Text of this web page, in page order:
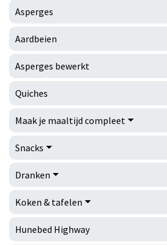
Asperges
Aardbeien
Asperges bewerkt
Quiches
Maak je maaltijd compleet
Snacks
Dranken
Koken & tafelen
Hunebed Highway